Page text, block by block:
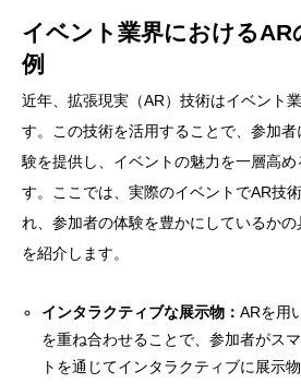
イベント業界におけるAR
例
近年、拡張現実（AR）技術はイベント
す。この技術を活用することで、参加
験を提供し、イベントの魅力を一層高め
す。ここでは、実際のイベントでAR技
れ、参加者の体験を豊かにしているか
を紹介します。
インタラクティブな展示物：ARを用
を重ね合わせることで、参加者がス
トを通じてインタラクティブに展示